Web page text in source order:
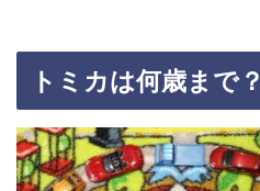
トミカは何歳まで？